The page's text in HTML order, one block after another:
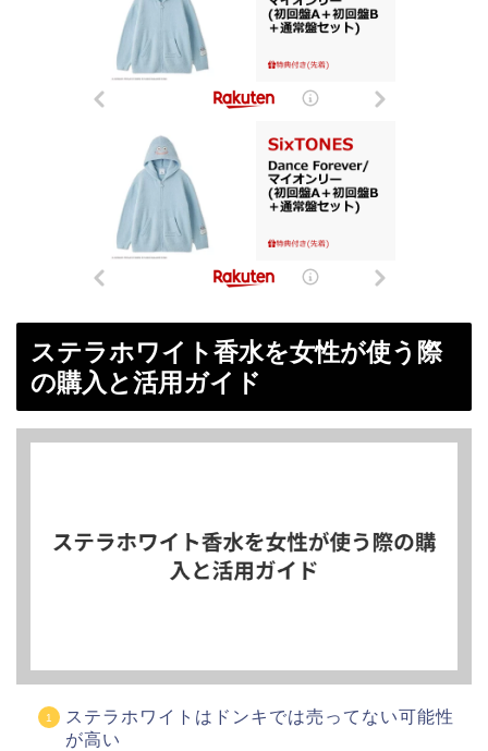
ステラホワイト香水を女性が使う際
の購入と活用ガイド
ステラホワイトはドンキでは売ってない可能性
が高い